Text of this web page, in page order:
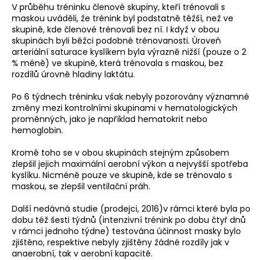
V průběhu tréninku členové skupiny, kteří trénovali s
maskou uváděli, že trénink byl podstatně těžší, než ve
skupině, kde členové trénovali bez ní. I když v obou
skupinách byli běžci podobné trénovanosti. Úroveň
arteriální saturace kyslíkem byla výrazně nižší (pouze o 2
% méně) ve skupině, která trénovala s maskou, bez
rozdílů úrovně hladiny laktátu.
Po 6 týdnech tréninku však nebyly pozorovány významné
změny mezi kontrolními skupinami v hematologických
proměnných, jako je například hematokrit nebo
hemoglobin.
Kromě toho se v obou skupinách stejným způsobem
zlepšil jejich maximální aerobní výkon a nejvyšší spotřeba
kyslíku. Nicméně pouze ve skupině, kde se trénovalo s
maskou, se zlepšil ventilační práh.
Další nedávná studie (prodejci, 2016)v rámci které byla po
dobu též šesti týdnů (intenzivní trénink po dobu čtyř dnů
v rámci jednoho týdne) testována účinnost masky bylo
zjištěno, respektive nebyly zjištěny žádné rozdíly jak v
anaerobní, tak v aerobní kapacitě.
HLEDAT
D
o
p
o
r
u
u
j
e
m
e
BĚŽECKÁ
OBUV